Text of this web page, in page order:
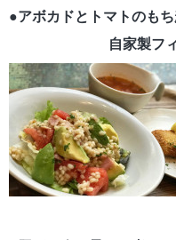
●アボカドとトマトのも
自家製フィッシ